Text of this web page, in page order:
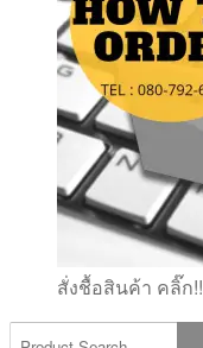
สั่งชื้อสินค้า คลิ๊ก